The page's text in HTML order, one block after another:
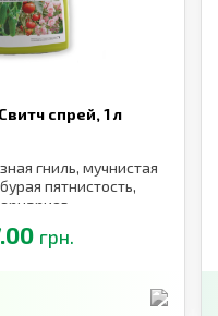
спрей, 1 л
гниль, мучнистая
пятнистость,
грн.